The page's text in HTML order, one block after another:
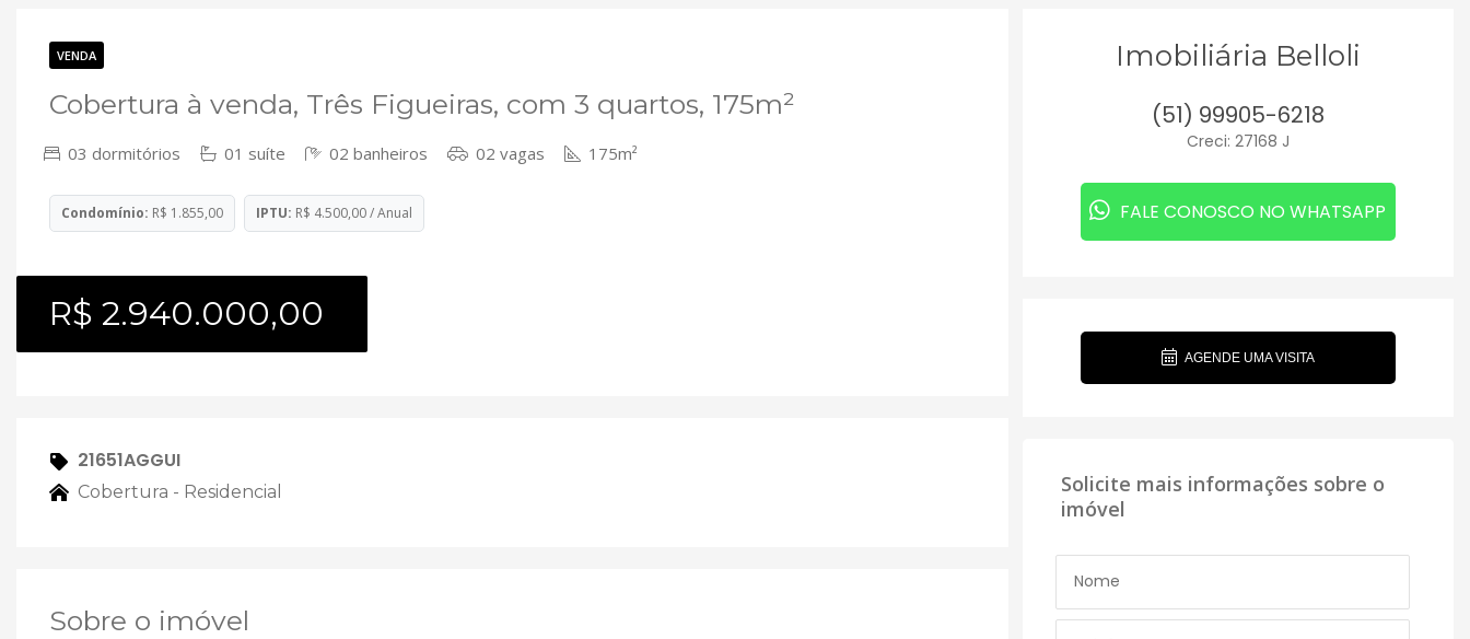
VENDA
Cobertura à venda, Três Figueiras, com 3 quartos, 175m²
03 dormitórios 01 suíte 02 banheiros 02 vagas 175m²
Condomínio: R$ 1.855,00 IPTU: R$ 4.500,00 / Anual
R$ 2.940.000,00
21651AGGUI
Cobertura - Residencial
Sobre o imóvel
Imobiliária Belloli
(51) 99905-6218
Creci: 27168 J
FALE CONOSCO NO WHATSAPP
AGENDE UMA VISITA
Solicite mais informações sobre o
imóvel